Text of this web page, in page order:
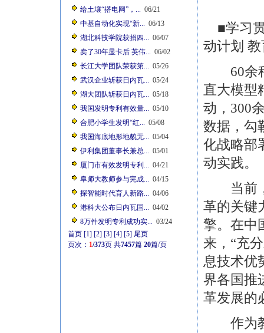
给土壤“搭电网”，... 06/21
中基自动化实现“新... 06/13
湖北科技学院获捐四... 06/07
卖了30年显卡后 英伟... 06/02
长江大学团队荣获第... 05/26
武汉企业斩获日内瓦... 05/24
湖大团队斩获日内瓦... 05/18
我国发明专利有效量... 05/10
合肥小学生发明“红... 05/08
我国海底地形地貌无... 05/04
伊利集团董事长兼总... 05/01
厦门市有效发明专利... 04/21
阜师大教师参与完成... 04/15
探智能时代育人新路... 04/06
港科大公布日内瓦国... 04/02
8万件发明专利成功实... 03/24
首页 [1] [2] [3] [4] [5] 尾页
页次： 1/373页 共7457篇 20篇/页
■学习贯
动计划
60余种
直大模型
动，300
数据，勾
化战略部
动实践。
当前，
革的关键
擎。在中
来，“充
息技术优
界各国推
革发展的
作为教